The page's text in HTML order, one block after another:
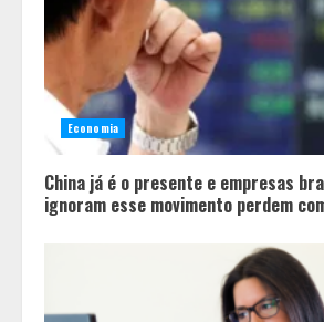
Economia
China já é o presente e empresas
ignoram esse movimento perdem